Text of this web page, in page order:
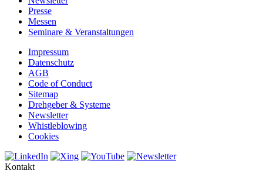
Presse
Messen
Seminare & Veranstaltungen
Impressum
Datenschutz
AGB
Code of Conduct
Sitemap
Drehgeber & Systeme
Newsletter
Whistleblowing
Cookies
Kontakt